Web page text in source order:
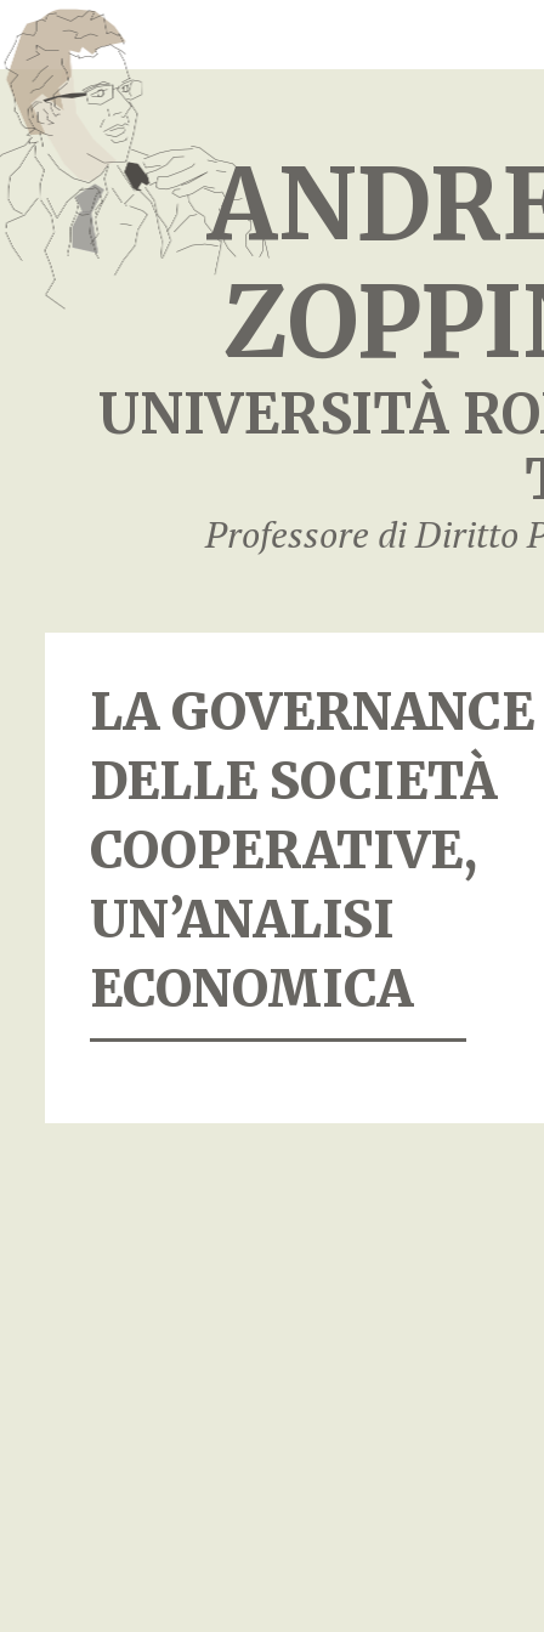
UNIVERSITÀ
Professore di Diritto
LA GOVERNANCE
DELLE SOCIETÀ
COOPERATIVE,
UN’ANALISI
ECONOMICA